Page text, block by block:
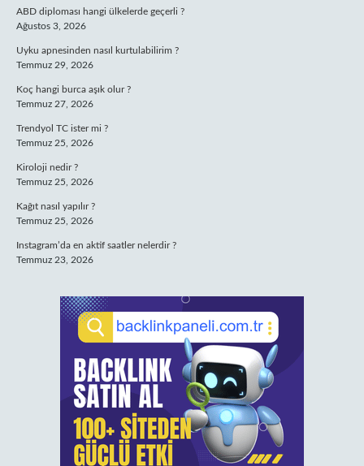
ABD diploması hangi ülkelerde geçerli ?
Ağustos 3, 2026
Uyku apnesinden nasıl kurtulabilirim ?
Temmuz 29, 2026
Koç hangi burca aşık olur ?
Temmuz 27, 2026
Trendyol TC ister mi ?
Temmuz 25, 2026
Kiroloji nedir ?
Temmuz 25, 2026
Kağıt nasıl yapılır ?
Temmuz 25, 2026
Instagram’da en aktif saatler nelerdir ?
Temmuz 23, 2026